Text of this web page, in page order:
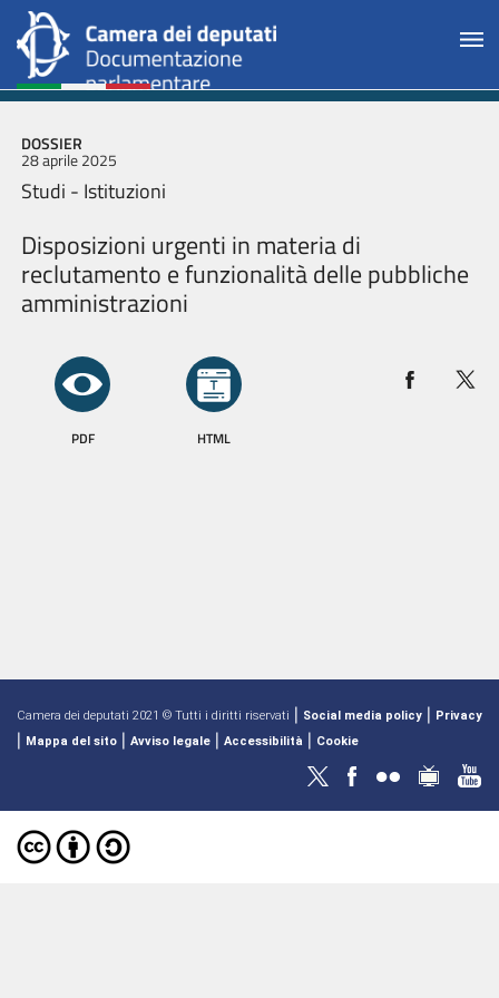
DOSSIER
28 aprile 2025
Studi - Istituzioni
Disposizioni urgenti in materia di
reclutamento e funzionalità delle pubbliche
amministrazioni
PDF HTML
Camera dei deputati 2021 © Tutti i diritti riservati | Social media policy | Privacy
| Mappa del sito | Avviso legale | Accessibilità | Cookie